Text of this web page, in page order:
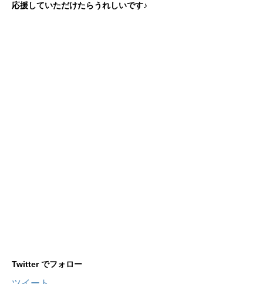
応援していただけたらうれしいです♪
Twitter でフォロー